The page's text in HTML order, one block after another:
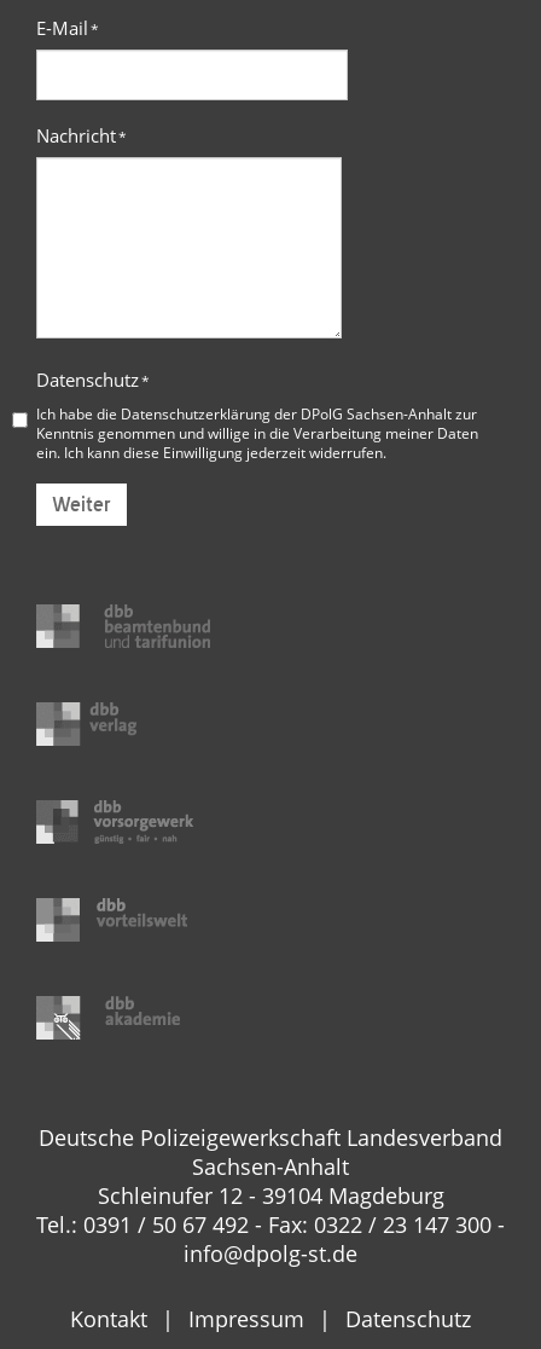
E-Mail*
Nachricht*
Datenschutz*
Ich habe die Datenschutzerklärung der DPolG Sachsen-Anhaltzur
Kenntnis genommen und willige in die Verarbeitung meiner Daten
ein. Ich kann diese Einwilligung jederzeit widerrufen.
Weiter
Deutsche Polizeigewerkschaft Landesverband
Sachsen-Anhalt
Schleinufer 12 - 39104 Magdeburg
Tel.: 0391 / 50 67 492 - Fax: 0322 / 23 147 300 -
info@dpolg-st.de
Kontakt Impressum Datenschutz